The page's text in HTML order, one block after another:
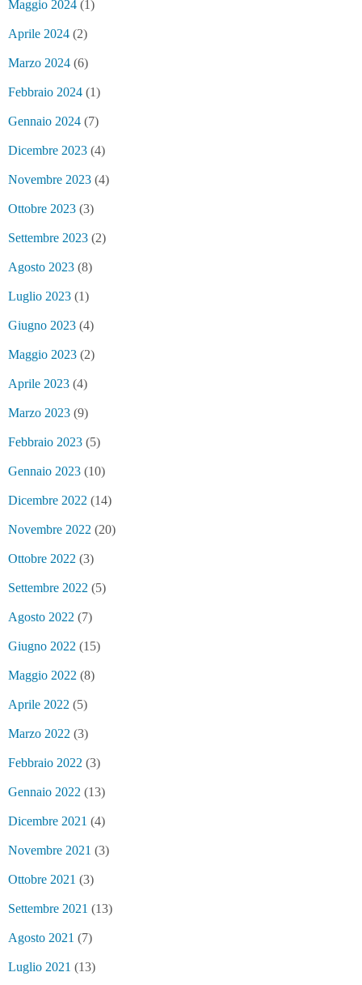
Maggio 2024 (1)
Aprile 2024 (2)
Marzo 2024 (6)
Febbraio 2024 (1)
Gennaio 2024 (7)
Dicembre 2023 (4)
Novembre 2023 (4)
Ottobre 2023 (3)
Settembre 2023 (2)
Agosto 2023 (8)
Luglio 2023 (1)
Giugno 2023 (4)
Maggio 2023 (2)
Aprile 2023 (4)
Marzo 2023 (9)
Febbraio 2023 (5)
Gennaio 2023 (10)
Dicembre 2022 (14)
Novembre 2022 (20)
Ottobre 2022 (3)
Settembre 2022 (5)
Agosto 2022 (7)
Giugno 2022 (15)
Maggio 2022 (8)
Aprile 2022 (5)
Marzo 2022 (3)
Febbraio 2022 (3)
Gennaio 2022 (13)
Dicembre 2021 (4)
Novembre 2021 (3)
Ottobre 2021 (3)
Settembre 2021 (13)
Agosto 2021 (7)
Luglio 2021 (13)